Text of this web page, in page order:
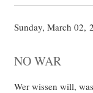
Sun­day, March 02,
NO WAR
Wer wis­sen will,